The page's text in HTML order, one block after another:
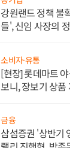
강원랜드 정책 불
들', 신임 사장의
소비자·유통
[현장] 롯데마트
보니, 장보기 상
금융
삼섬증권 '상반기